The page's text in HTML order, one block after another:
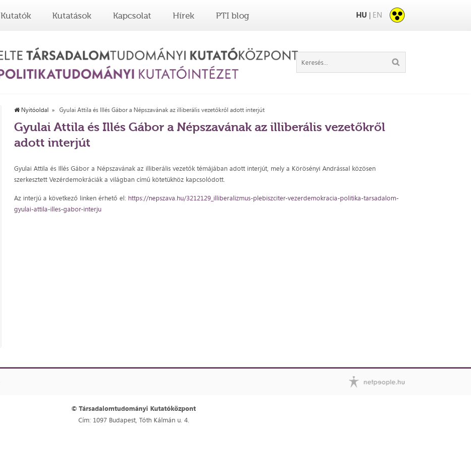
Kutatók Kutatások Kapcsolat Hírek PTI blog HU | EN
Nyitóoldal Gyulai Attila és Illés Gábor a Népszavának az illiberális vezetőkről adott interjút
Gyulai Attila és Illés Gábor a Népszavának az illiberális vezetőkről
adott interjút
Gyulai Attila és Illés Gábor a Népszavának az illiberális vezetők témájában adott interjút, mely a Körösényi Andrással közösen
szerkesztett Vezérdemokráciák a világban című kötetükhöz kapcsolódott.
Az interjú a következő linken érhető el: https://nepszava.hu/3212129_illiberalizmus-plebiszciter-vezerdemokracia-politika-tarsadalom-
gyulai-attila-illes-gabor-interju
© Társadalomtudományi Kutatóközpont
Cím: 1097 Budapest, Tóth Kálmán u. 4.